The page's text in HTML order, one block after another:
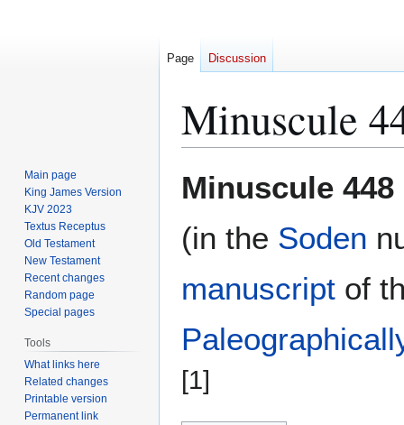
Minuscule
toto
Minuscule 448
(in the Soden
manuscript of
[1]
Page Discussion
Main page
King James Version
KJV 2023
Textus Receptus
Old Testament
New Testament
Recent changes
Random page
Special pages
Tools
What links here
Related changes
Printable version
Permanent link